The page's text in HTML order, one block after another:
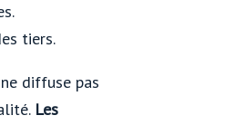
tiers.
diffuse pas
Les